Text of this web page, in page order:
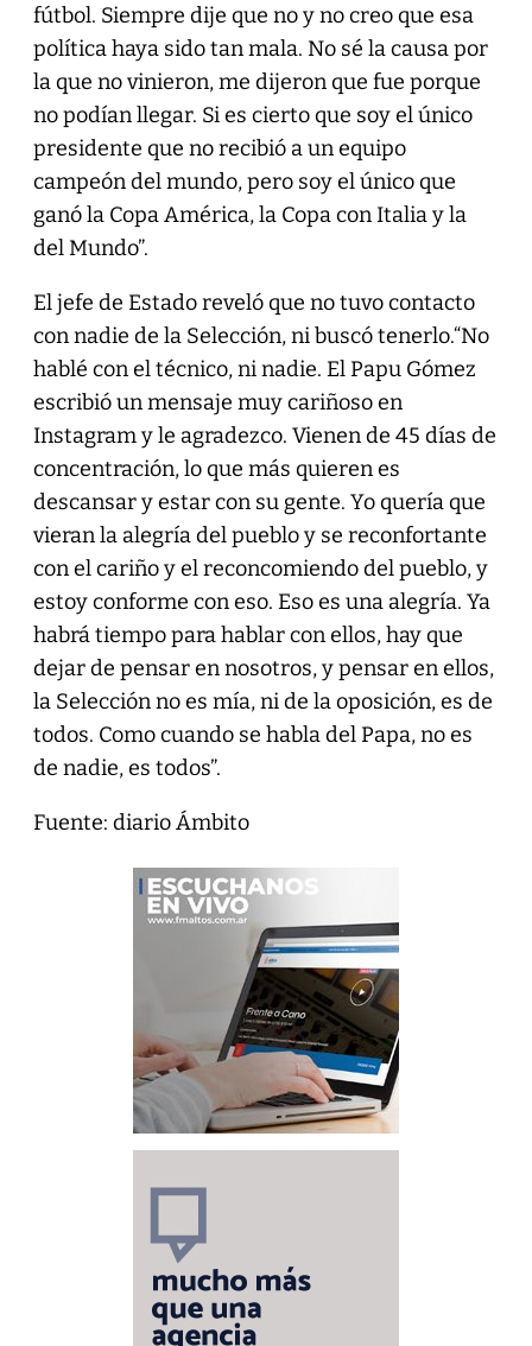
fútbol. Siempre dije que no y no creo que esa
política haya sido tan mala. No sé la causa por
la que no vinieron, me dijeron que fue porque
no podían llegar. Si es cierto que soy el único
presidente que no recibió a un equipo
campeón del mundo, pero soy el único que
ganó la Copa América, la Copa con Italia y la
del Mundo”.
El jefe de Estado reveló que no tuvo contacto
con nadie de la Selección, ni buscó tenerlo.“No
hablé con el técnico, ni nadie. El Papu Gómez
escribió un mensaje muy cariñoso en
Instagram y le agradezco. Vienen de 45 días de
concentración, lo que más quieren es
descansar y estar con su gente. Yo quería que
vieran la alegría del pueblo y se reconfortante
con el cariño y el reconcomiendo del pueblo, y
estoy conforme con eso. Eso es una alegría. Ya
habrá tiempo para hablar con ellos, hay que
dejar de pensar en nosotros, y pensar en ellos,
la Selección no es mía, ni de la oposición, es de
todos. Como cuando se habla del Papa, no es
de nadie, es todos”.
Fuente: diario Ámbito